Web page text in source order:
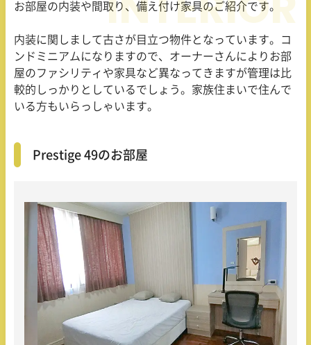
お部屋の内装や間取り、備え付け家具のご紹介です。
内装に関しまして古さが目立つ物件となっています。コ
ンドミニアムになりますので、オーナーさんによりお部
屋のファシリティや家具など異なってきますが管理は比
較的しっかりとしているでしょう。家族住まいで住んで
いる方もいらっしゃいます。
Prestige 49のお部屋